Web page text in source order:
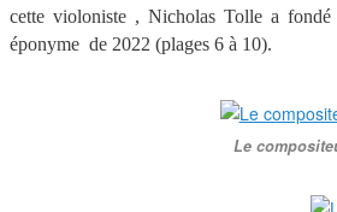
cette violoniste , Nicholas Tolle a
éponyme de 2022 (plages 6 à 10).
Le